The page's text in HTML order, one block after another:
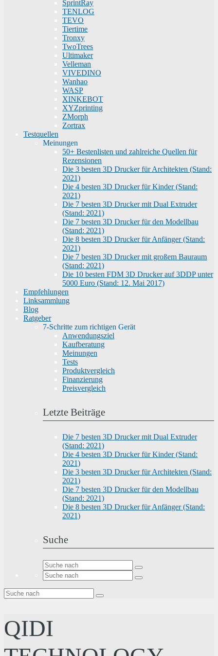
SprintRay
TENLOG
TEVO
Tiertime
Tronxy
TwoTrees
Ultimaker
Velleman
VIVEDINO
Wanhao
WASP
XINKEBOT
XYZprinting
ZMorph
Zortrax
Testquellen
Meinungen
50+ Bestenlisten und zahlreiche Quellen für
Rezensionen
Die 3 besten 3D Drucker für Architekten (Stand:
2021)
Die 4 besten 3D Drucker für Kinder (Stand:
2021)
Die 7 besten 3D Drucker mit Dual Extruder
(Stand: 2021)
Die 7 besten 3D Drucker für den Modellbau
(Stand: 2021)
Die 8 besten 3D Drucker für Anfänger (Stand:
2021)
Die 7 besten 3D Drucker mit großem Bauraum
(Stand: 2021)
Die 10 besten FDM 3D Drucker auf 3DDP unter
5000 Euro (Stand: 12. Mai 2017)
Empfehlungen
Linksammlung
Blog
Ratgeber
7-Schritte zum richtigen Gerät
Anwendungsziel
Kaufberatung
Meinungen
Tests
Produktvergleich
Finanzierung
Preisvergleich
Letzte Beiträge
Die 7 besten 3D Drucker mit Dual Extruder
(Stand: 2021)
Die 4 besten 3D Drucker für Kinder (Stand:
2021)
Die 3 besten 3D Drucker für Architekten (Stand:
2021)
Die 7 besten 3D Drucker für den Modellbau
(Stand: 2021)
Die 8 besten 3D Drucker für Anfänger (Stand:
2021)
Suche
QIDI